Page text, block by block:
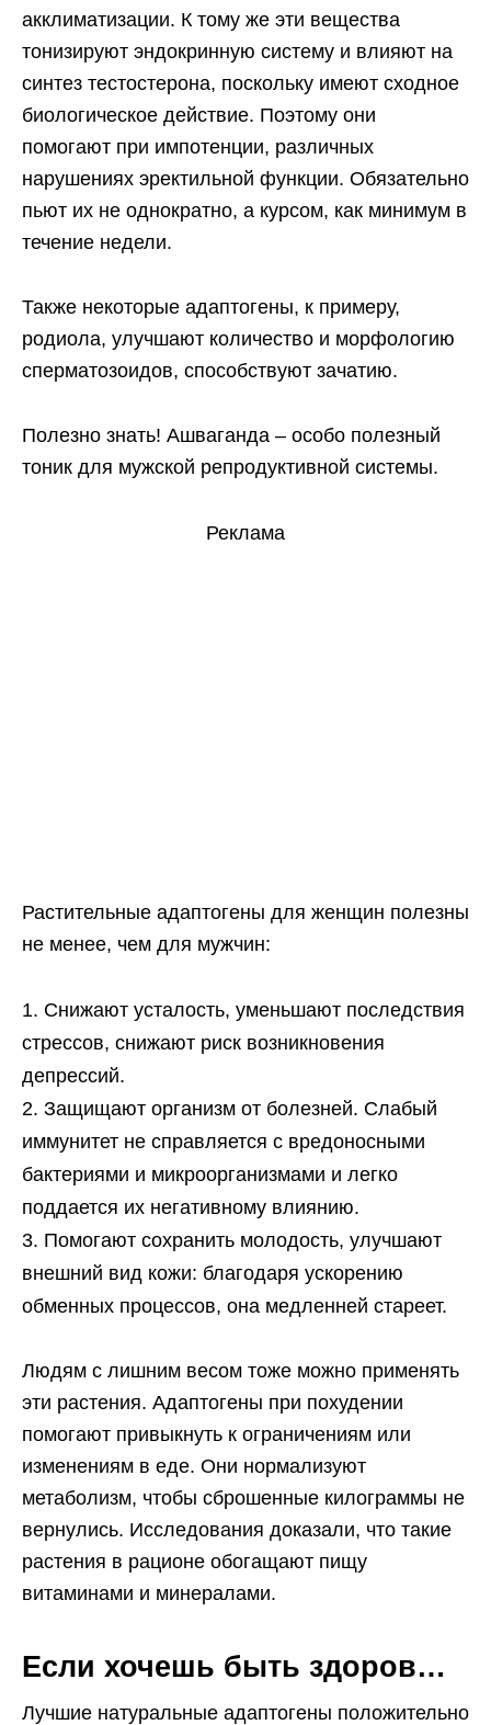
акклиматизации. К тому же эти вещества
тонизируют эндокринную систему и влияют на
синтез тестостерона, поскольку имеют сходное
биологическое действие. Поэтому они
помогают при импотенции, различных
нарушениях эректильной функции. Обязательно
пьют их не однократно, а курсом, как минимум в
течение недели.
Также некоторые адаптогены, к примеру,
родиола, улучшают количество и морфологию
сперматозоидов, способствуют зачатию.
Полезно знать! Ашваганда – особо полезный
тоник для мужской репродуктивной системы.
Реклама
Растительные адаптогены для женщин полезны
не менее, чем для мужчин:
Снижают усталость, уменьшают последствия
стрессов, снижают риск возникновения
депрессий.
Защищают организм от болезней. Слабый
иммунитет не справляется с вредоносными
бактериями и микроорганизмами и легко
поддается их негативному влиянию.
Помогают сохранить молодость, улучшают
внешний вид кожи: благодаря ускорению
обменных процессов, она медленней стареет.
Людям с лишним весом тоже можно применять
эти растения. Адаптогены при похудении
помогают привыкнуть к ограничениям или
изменениям в еде. Они нормализуют
метаболизм, чтобы сброшенные килограммы не
вернулись. Исследования доказали, что такие
растения в рационе обогащают пищу
витаминами и минералами.
Если хочешь быть здоров…
Лучшие натуральные адаптогены положительно